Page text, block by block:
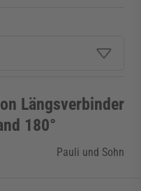
Längsverbinder
180°
Pauli und Sohn